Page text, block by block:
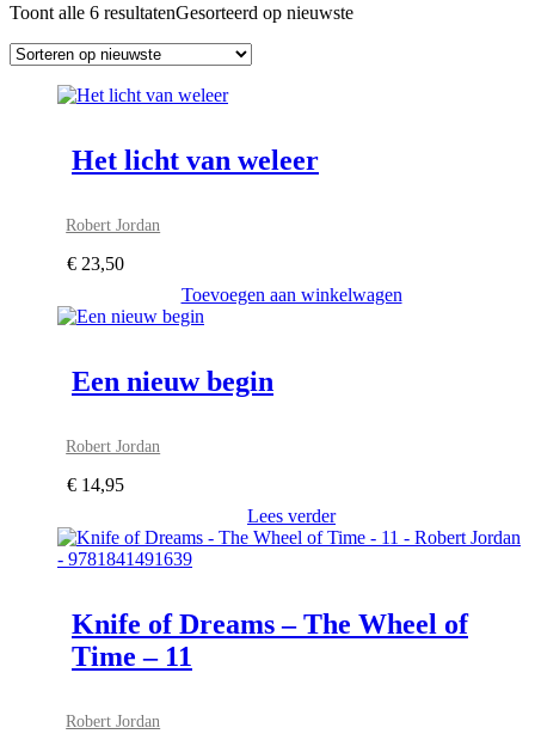
Toont alle 6 resultatenGesorteerd op nieuwste
Het licht van weleer
Robert Jordan
€ 23,50
Toevoegen aan winkelwagen
Een nieuw begin
Robert Jordan
€ 14,95
Lees verder
Knife of Dreams – The Wheel of
Time – 11
Robert Jordan